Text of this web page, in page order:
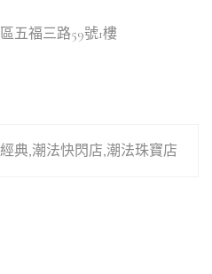
五福三路59號1樓
典,潮法快閃店,潮法珠寶店